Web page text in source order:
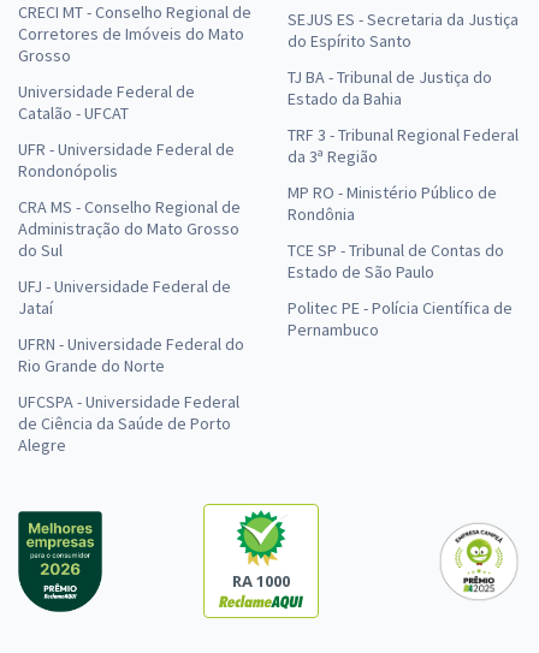
CRECI MT - Conselho Regional de
Corretores de Imóveis do Mato
Grosso
Universidade Federal de
Catalão - UFCAT
UFR - Universidade Federal de
Rondonópolis
CRA MS - Conselho Regional de
Administração do Mato Grosso
do Sul
UFJ - Universidade Federal de
Jataí
UFRN - Universidade Federal do
Rio Grande do Norte
UFCSPA - Universidade Federal
de Ciência da Saúde de Porto
Alegre
SEJUS ES - Secretaria da Justiça
do Espírito Santo
TJ BA - Tribunal de Justiça do
Estado da Bahia
TRF 3 - Tribunal Regional Federal
da 3ª Região
MP RO - Ministério Público de
Rondônia
TCE SP - Tribunal de Contas do
Estado de São Paulo
Politec PE - Polícia Científica de
Pernambuco
RA 1000